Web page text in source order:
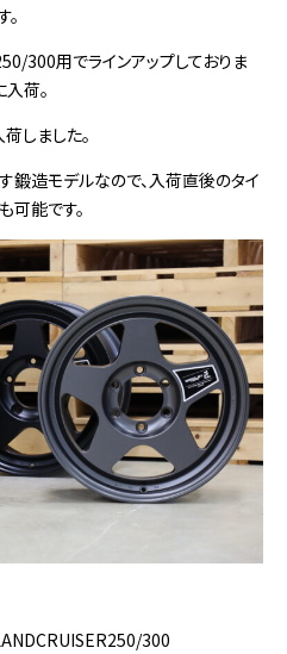
300用でラインアップしておりま
荷。
しました。
鍛造モデルなので、入荷直後のタイ
可能です。
300